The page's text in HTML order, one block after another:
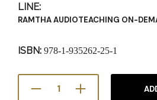
LINE:
RAMTHA AUDIOTEACHING ON-
ISBN: 978-1-935262-25-1